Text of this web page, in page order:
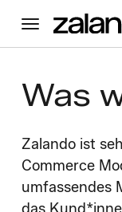
Menu
Alle Jobs
Startseite
Unsere Kultur
Was
Zalando ist
Commerce
umfassendes